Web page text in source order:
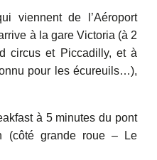
viennent de l’Aéroport
à la gare Victoria (à 2
circus et Piccadilly, et à
pour les écureuils…),
à 5 minutes du pont
(côté grande roue – Le